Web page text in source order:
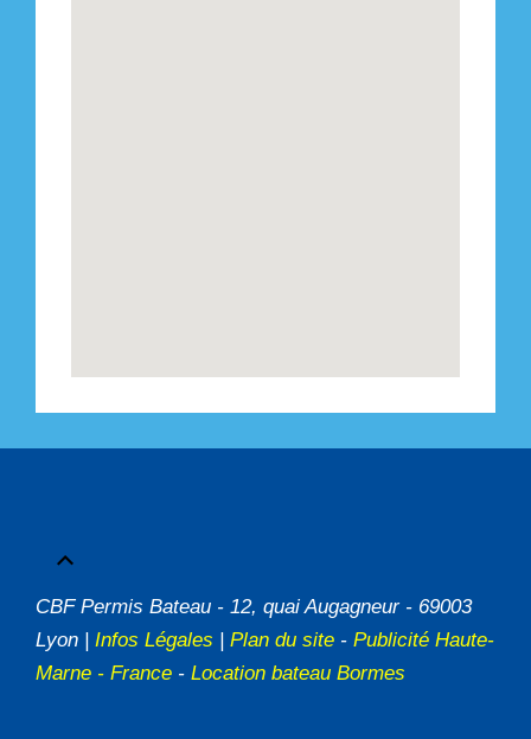
CBF Permis Bateau - 12, quai Augagneur - 69003
Lyon | Infos Légales Plan du site - Publicité Haute-
Marne - France - Location bateau Bormes